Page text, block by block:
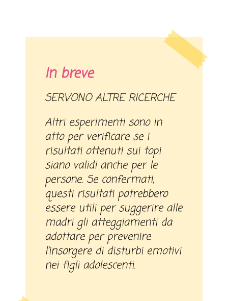
In breve
SERVONO ALTRE RICERCHE
Altri esperimenti sono in
atto per verificare se i
risultati ottenuti sui topi
siano validi anche per le
persone. Se confermati,
questi risultati potrebbero
essere utili per suggerire alle
madri gli atteggiamenti da
adottare per prevenire
l’insorgere di disturbi emotivi
nei figli adolescenti.